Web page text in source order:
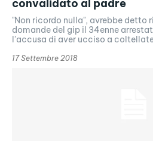
convalidato al padre
"Non ricordo nulla", avrebbe detto
domande del gip il 34enne
l'accusa di aver ucciso a
17 Settembre 2018